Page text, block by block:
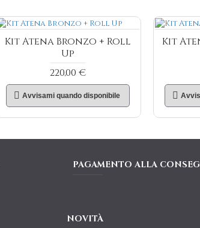
Kit Atena Bronzo + Roll
Up
220,00 €
Avvisami quando disponibile
Kit
PAGAMENTO ALLA
NOVITÀ